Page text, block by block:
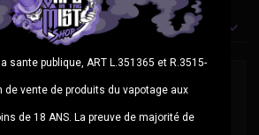
sante publique, ART L.351365 et R.3515-
de vente de produits du vapotage aux
de 18 ANS. La preuve de majorité de